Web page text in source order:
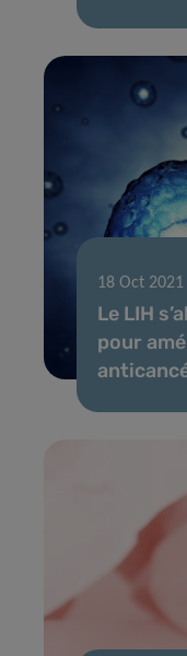
18 Oct 2021
Le LIH
pour